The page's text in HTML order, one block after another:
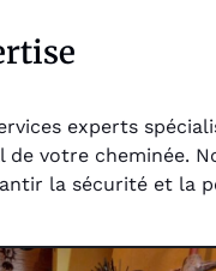
experts
votre cheminée.
la sécurité et la